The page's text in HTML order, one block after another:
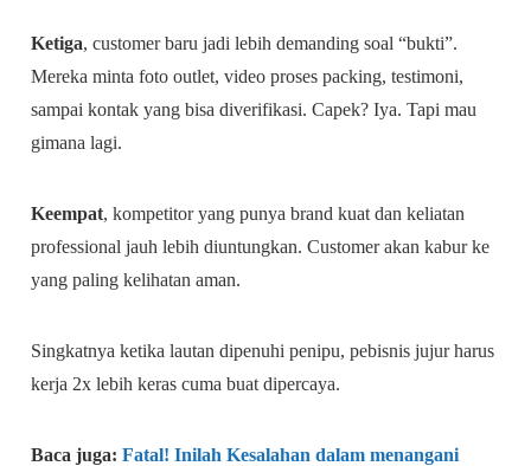
Ketiga, customer baru jadi lebih demanding soal “bukti”.
Mereka minta foto outlet, video proses packing, testimoni,
sampai kontak yang bisa diverifikasi. Capek? Iya. Tapi mau
gimana lagi.
Keempat, kompetitor yang punya brand kuat dan keliatan
professional jauh lebih diuntungkan. Customer akan kabur ke
yang paling kelihatan aman.
Singkatnya ketika lautan dipenuhi penipu, pebisnis jujur harus
kerja 2x lebih keras cuma buat dipercaya.
Baca juga:Fatal! Inilah Kesalahan dalam menangani